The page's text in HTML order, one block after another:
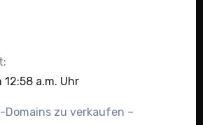
12:58 a.m. Uhr
Domains zu verkaufen –